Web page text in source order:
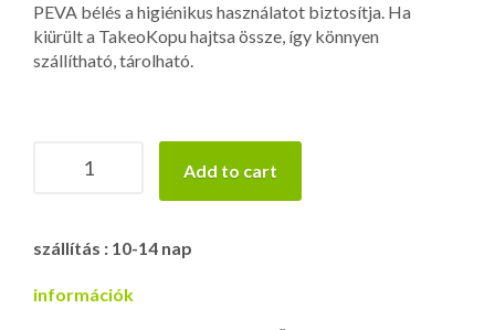
PEVA bélés a higiénikus használatot biztosítja. Ha
kiürült a TakeoKopu hajtsa össze, így könnyen
szállítható, tárolható.
NATION
quantity
Add to cart
szállítás : 10-14 nap
információk